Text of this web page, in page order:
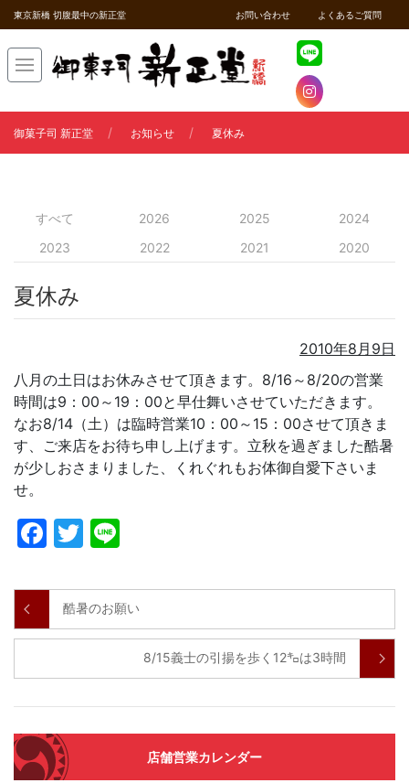
東京新橋 切腹最中の新正堂 お問い合わせ よくあるご質問
御菓子司 新正堂 お知らせ 夏休み
すべて 2026 2025
2024
2023
2022 2021 2020
夏休み
2010年8月9日
八月の土日はお休みさせて頂きます。8/16～8/20の営業
時間は9：00～19：00と早仕舞いさせていただきます。
なお8/14（土）は臨時営業10：00～15：00させて頂きま
す、ご来店をお待ち申し上げます。立秋を過ぎました酷暑
が少しおさまりました、くれぐれもお体御自愛下さいま
せ。
Facebook
Twitter
酷暑のお願い
8/15義士の引揚を歩く12㌔は3時間
店舗営業カレンダー